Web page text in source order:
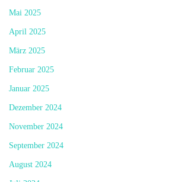
Mai 2025
April 2025
März 2025
Februar 2025
Januar 2025
Dezember 2024
November 2024
September 2024
August 2024